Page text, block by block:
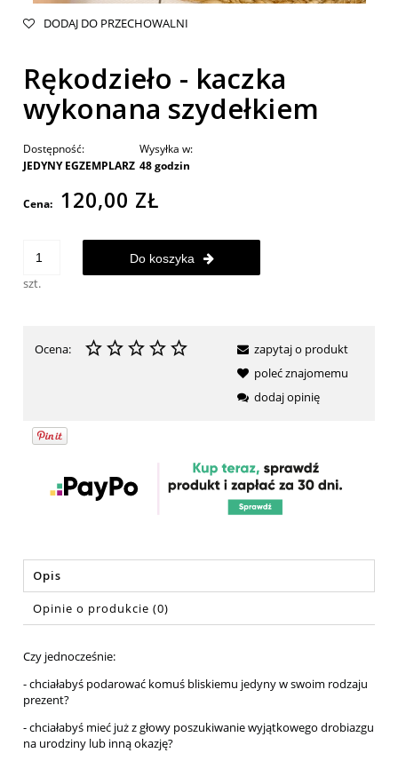
DODAJ DO PRZECHOWALNI
Rękodzieło - kaczka
wykonana szydełkiem
Dostępność:
JEDYNY EGZEMPLARZ
Wysyłka w:
48 godzin
Cena: 120,00 ZŁ
szt.
Do koszyka
Ocena:
zapytaj o produkt
poleć znajomemu
dodaj opinię
Opis
Opinie o produkcie (0)
Czy jednocześnie:
- chciałabyś podarować komuś bliskiemu jedyny w swoim rodzaju
prezent?
- chciałabyś mieć już z głowy poszukiwanie wyjątkowego drobiazgu
na urodziny lub inną okazję?